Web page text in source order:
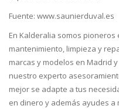
Fuente: www.saunierduval.es
En Kalderalia somos
mantenimiento, limpieza y
marcas y modelos en Madrid
nuestro experto
mejor se adapte a tus
en dinero y además ayudes a